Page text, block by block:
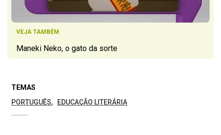
VEJA TAMBÉM
Maneki Neko, o gato da sorte
TEMAS
PORTUGUÊS
EDUCAÇÃO LITERÁRIA